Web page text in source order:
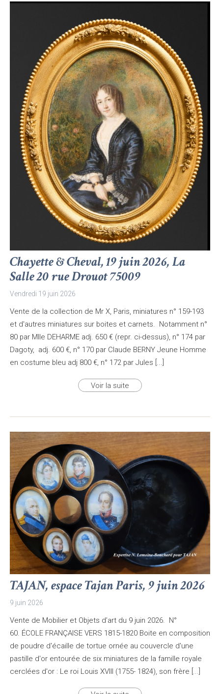
Chayette & Cheval, 19 juin 2026, La
Salle 20 rue Drouot 75009
Vendredi 19 juin 2026
Vente de la collection de Mr X, Paris, miniatures n° 159-193
et d'autres miniatures sur boites et carnets. Notamment n°
80 par Mlle DEHARME adj. 650 € (repr. ci-dessus), n° 174 par
Dagoty, adj. 600 €, n° 170 par Claude BERNY Jeune Homme
en costume bleu adj 800 €, n° 172 par Jules [...]
Voir la suite
TAJAN, espace Tajan Paris, 9 juin 2026
9 juin 2026
Vente de Mobilier et Objets d’art du 9 juin 2026. N°
60. ÉCOLE FRANÇAISE VERS 1815-1820 Boite en composition
de poudre d'écaille de tortue ornée au couvercle d'une
pastille d'or entourée de six miniatures de la famille royale
cerclées d'or : Le roi Louis XVIII (1755- 1824), son frère [...]